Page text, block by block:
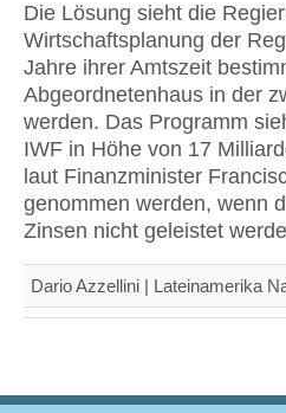
Die Lösung sieht die
Wirtschaftsplanung der
Jahre ihrer Amtszeit
Abgeordnetenhaus in der
werden. Das Programm
IWF in Höhe von 17
laut Finanzminister
genommen werden, wenn
Zinsen nicht geleistet
Dario Azzellini | Lateinamerika